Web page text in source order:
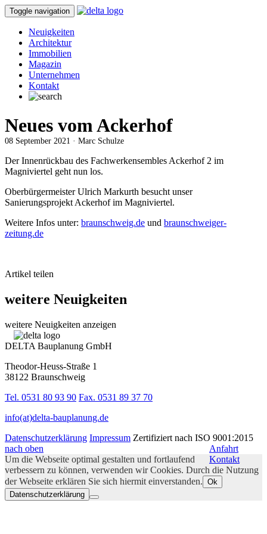
Toggle navigation
Neuigkeiten
Architektur
Immobilien
Magazin
Unternehmen
Kontakt
Neues vom Ackerhof
08 September 2021 · Marc Schulze
Der Innenrückbau des Fachwerkensembles Ackerhof 2 im
Magniviertel geht nun los.
Oberbürgermeister Ulrich Markurth besucht unser
Sanierungsprojekt Ackerhof im Magniviertel.
Weitere Infos unter: braunschweig.de und braunschweiger-
zeitung.de
Artikel teilen
weitere Neuigkeiten
weitere Neuigkeiten anzeigen
DELTA Bauplanung GmbH
Theodor-Heuss-Straße 1
38122 Braunschweig
Tel. 0531 80 93 90 Fax. 0531 89 37 70
info(at)delta-bauplanung.de
Datenschutzerklärung Impressum Zertifiziert nach ISO 9001:2015
Anfahrt
Kontakt
nach oben
Um die Webseite optimal gestalten und fortlaufend
verbessern zu können, verwenden wir Cookies. Durch die Nutzung
der Webseite erklären Sie sich hiermit einverstanden. Ok
Datenschutzerklärung